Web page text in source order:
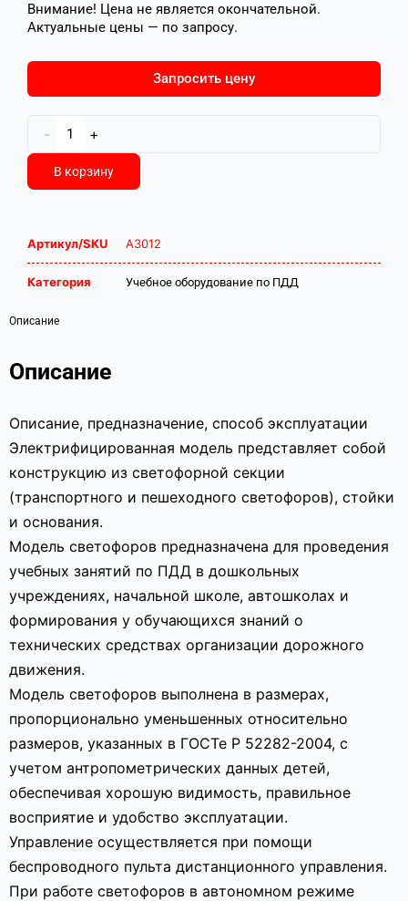
Внимание! Цена не является окончательной.
Актуальные цены — по запросу.
Запросить цену
- +
В корзину
Артикул/SKU А3012
Категория Учебное оборудование по ПДД
Описание
Описание
Описание, предназначение, способ эксплуатации
Электрифицированная модель представляет собой
конструкцию из светофорной секции
(транспортного и пешеходного светофоров), стойки
и основания.
Модель светофоров предназначена для проведения
учебных занятий по ПДД в дошкольных
учреждениях, начальной школе, автошколах и
формирования у обучающихся знаний о
технических средствах организации дорожного
движения.
Модель светофоров выполнена в размерах,
пропорционально уменьшенных относительно
размеров, указанных в ГОСТе Р 52282-2004, с
учетом антропометрических данных детей,
обеспечивая хорошую видимость, правильное
восприятие и удобство эксплуатации.
Управление осуществляется при помощи
беспроводного пульта дистанционного управления.
При работе светофоров в автономном режиме